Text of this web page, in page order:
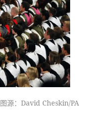
图源：David Cheskin/PA